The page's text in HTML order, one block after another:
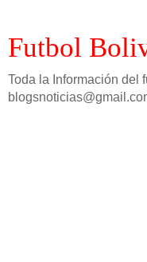
Futbol
Toda la Información del